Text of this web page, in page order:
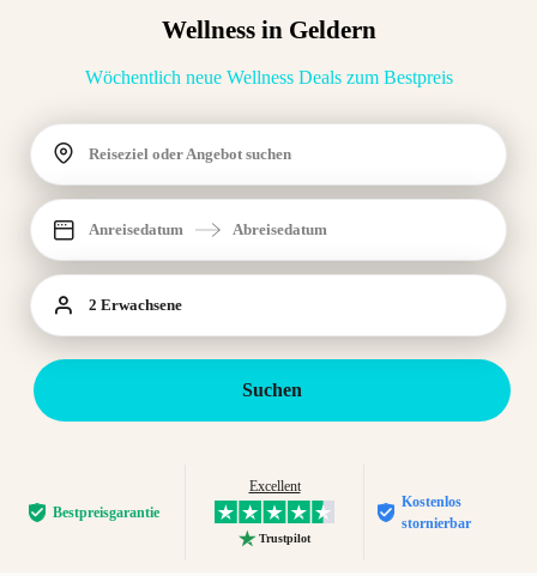
Wellness in Geldern
Wöchentlich neue Wellness Deals zum Bestpreis
Reiseziel oder Angebot suchen
Anreisedatum Abreisedatum
2 Erwachsene
Suchen
Bestpreis­garantie
Excellent
Trustpilot
Kostenlos
stornierbar